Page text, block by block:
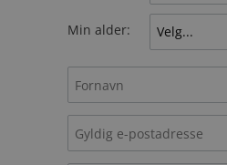
Min alder: